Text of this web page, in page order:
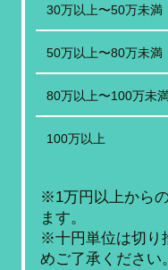
30万以上〜50万未満
50万以上〜80万未満
80万以上〜100万未
100万以上
※1万円以上から
ます。
※十円単位は切り
めご了承ください。